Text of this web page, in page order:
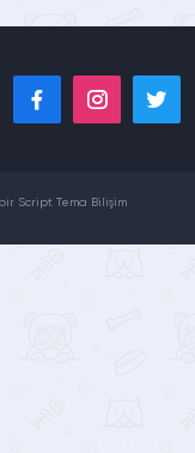
Script Tema Bilişim